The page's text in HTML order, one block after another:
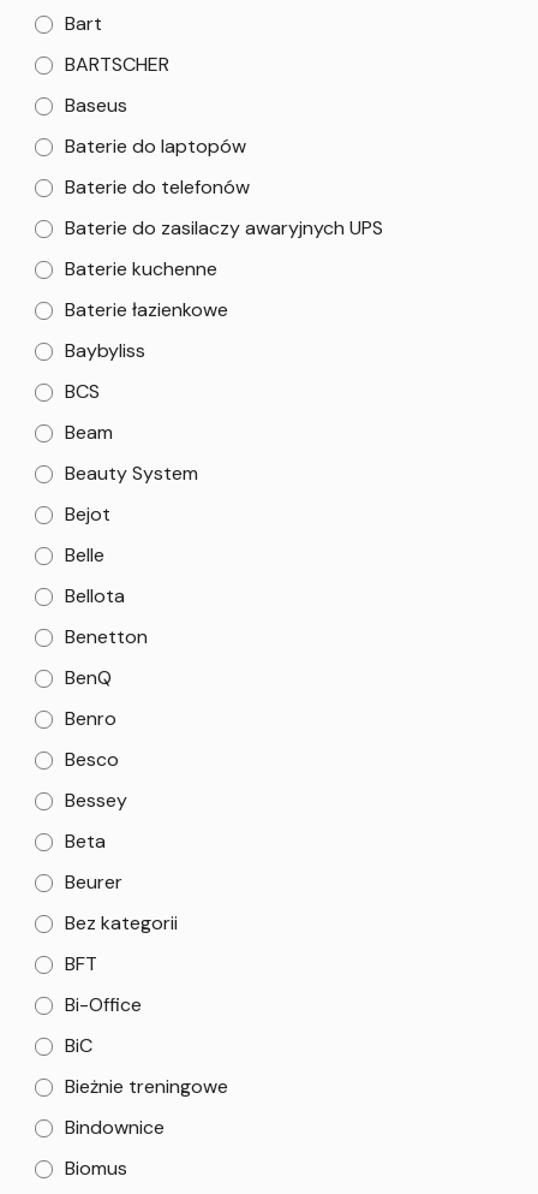
Bart
BARTSCHER
Baseus
Baterie do laptopów
Baterie do telefonów
Baterie do zasilaczy awaryjnych UPS
Baterie kuchenne
Baterie łazienkowe
Baybyliss
BCS
Beam
Beauty System
Bejot
Belle
Bellota
Benetton
BenQ
Benro
Besco
Bessey
Beta
Beurer
Bez kategorii
BFT
Bi-Office
BiC
Bieżnie treningowe
Bindownice
Biomus